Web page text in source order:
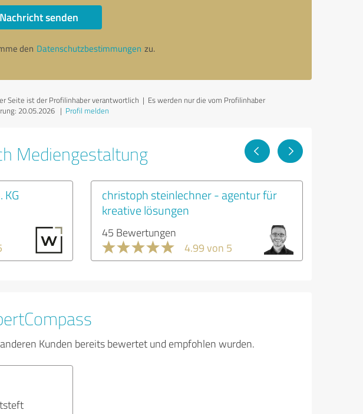
Nachricht senden
den Datenschutzbestimmungen zu.
Seite ist der Profilinhaber verantwortlich | Es werden nur die vom Profilinhaber
20.05.2026 | Profil melden
Mediengestaltung
christoph steinlechner - agentur für
kreative lösungen
45 Bewertungen
4.99 von 5
Kunden bereits bewertet und empfohlen wurden.